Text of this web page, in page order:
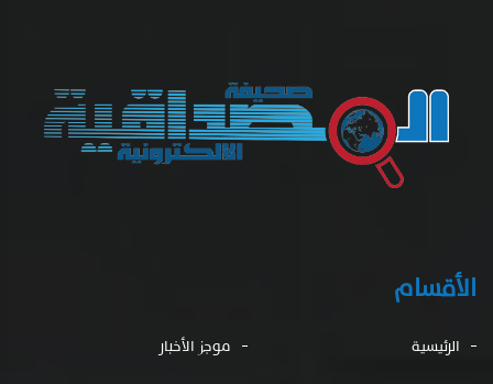
الأقسام
الرئيسية موجز الأخبار